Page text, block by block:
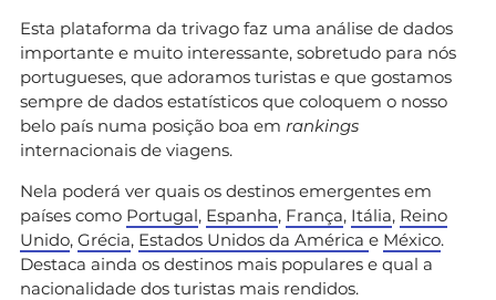
Esta plataforma da trivago faz uma análise de dados
importante e muito interessante, sobretudo para nós
portugueses, que adoramos turistas e que gostamos
sempre de dados estatísticos que coloquem o nosso
belo país numa posição boa em rankings
internacionais de viagens.
Nela poderá ver quais os destinos emergentes em
países como Portugal, Espanha, França, Itália, Reino
Unido, Grécia, Estados Unidos da América e México.
Destaca ainda os destinos mais populares e qual a
nacionalidade dos turistas mais rendidos.